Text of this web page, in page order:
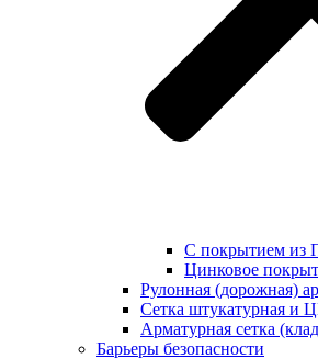
С покрытием из
Цинковое
Рулонная (дорожная)
Сетка штукатурная и
Арматурная сетка
Барьеры безопасности